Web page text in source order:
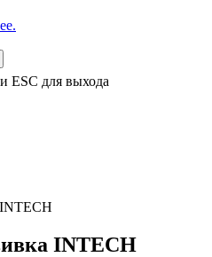
ESC для выхода
INTECH